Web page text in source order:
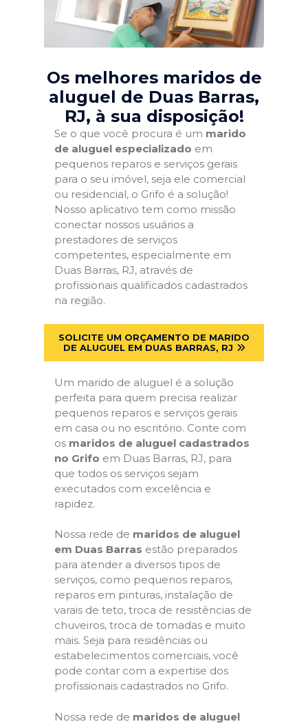
Os melhores maridos de
aluguel de Duas Barras,
RJ, à sua disposição!
Se o que você procura é um marido
de aluguel especializado em
pequenos reparos e serviços gerais
para o seu imóvel, seja ele comercial
ou residencial, o Grifo é a solução!
Nosso aplicativo tem como missão
conectar nossos usuários a
prestadores de serviços
competentes, especialmente em
Duas Barras, RJ, através de
profissionais qualificados cadastrados
na região.
SOLICITE UM ORÇAMENTO DE MARIDO
DE ALUGUEL EM DUAS BARRAS, RJ
Um marido de aluguel é a solução
perfeita para quem precisa realizar
pequenos reparos e serviços gerais
em casa ou no escritório. Conte com
os maridos de aluguel cadastrados
no Grifo em Duas Barras, RJ, para
que todos os serviços sejam
executados com excelência e
rapidez.
Nossa rede de maridos de aluguel
em Duas Barras estão preparados
para atender a diversos tipos de
serviços, como pequenos reparos,
reparos em pinturas, instalação de
varais de teto, troca de resistências de
chuveiros, troca de tomadas e muito
mais. Seja para residências ou
estabelecimentos comerciais, você
pode contar com a expertise dos
profissionais cadastrados no Grifo.
Nossa rede de maridos de aluguel